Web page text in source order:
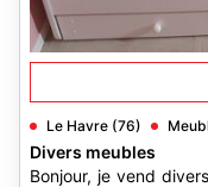
Le Havre (76)
Divers meubles
Bonjour, je vend